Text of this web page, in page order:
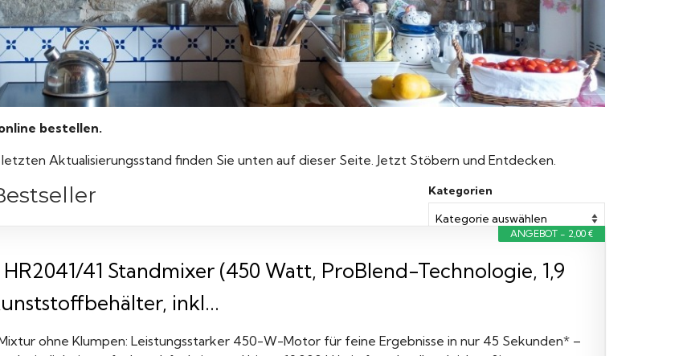
bestellen.
Aktualisierungsstand finden Sie unten auf dieser Seite. Jetzt Stöbern und Entdecken.
Kategorien
ANGEBOT - 2,00 €
HR2041/41 Standmixer (450 Watt, ProBlend-Technologie, 1,9
inkl...
ohne Klumpen: Leistungsstarker 450-W-Motor für feine Ergebnisse in nur 45 Sekunden* –